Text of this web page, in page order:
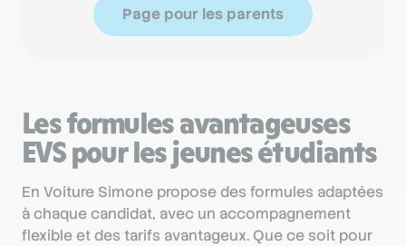
Page pour les parents
Les formules avantageuses
EVS pour les jeunes étudiants
En Voiture Simone propose des formules adaptées
à chaque candidat, avec un accompagnement
flexible et des tarifs avantageux. Que ce soit pour